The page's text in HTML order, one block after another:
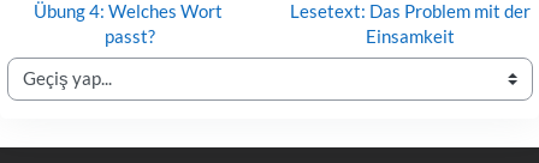
Übung 4: Welches Wort
passt?
Geçiş yap...
Lesetext: Das Problem mit der
Einsamkeit